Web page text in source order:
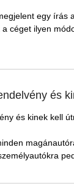
egy írás
céget ilyen
és
és kinek kell